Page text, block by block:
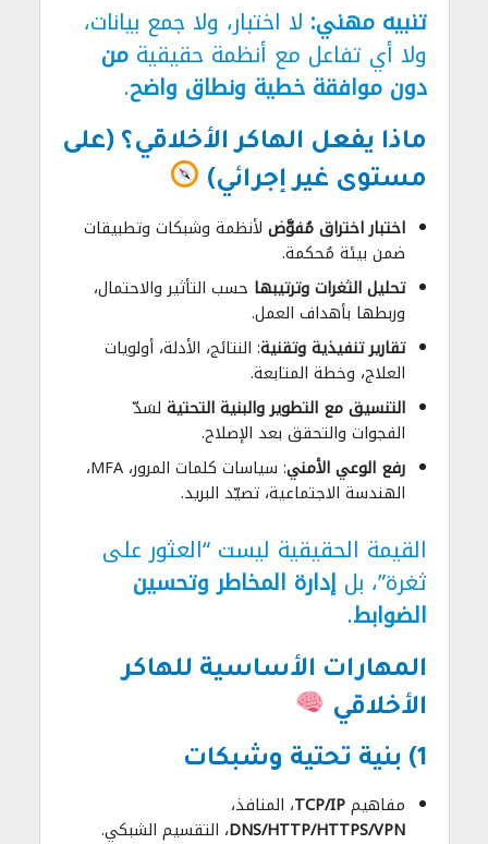
تنبيه مهني: لا اختبار، ولا جمع بيانات،
ولا أي تفاعل مع أنظمة حقيقيةمن
دون موافقة خطية ونطاق واضح.
ماذا يفعل الهاكر الأخلاقي؟ (على
مستوى غير إجرائي)
اختبار اختراق مُفوَّض لأنظمة وشبكات وتطبيقات
ضمن بيئة مُحكمة.
تحليل الثغرات وترتيبها حسب التأثير والاحتمال،
وربطها بأهداف العمل.
تقارير تنفيذية وتقنية: النتائج، الأدلة، أولويات
العلاج، وخطة المتابعة.
التنسيق مع التطوير والبنية التحتية لسَدّ
الفجوات والتحقق بعد الإصلاح.
رفع الوعي الأمني
: سياسات كلمات المرور، MFA،
الهندسة الاجتماعية، تصيّد البريد.
القيمة الحقيقية ليست “العثور على
ثغرة”، بلإدارة المخاطر وتحسين
الضوابط.
المهارات الأساسية للهاكر
الأخلاقي
1) بنية تحتية وشبكات
مفاهيمTCP/IP، المنافذ،
DNS/HTTP/HTTPS/VPN، التقسيم الشبكي.